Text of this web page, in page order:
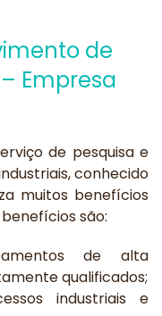
de
Empresa
de pesquisa e
conhecido
muitos benefícios
são:
de alta
qualificados;
industriais e